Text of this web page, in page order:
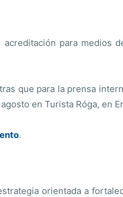
para medios
que para la prensa
en Turista Róga, en
.
orientada a